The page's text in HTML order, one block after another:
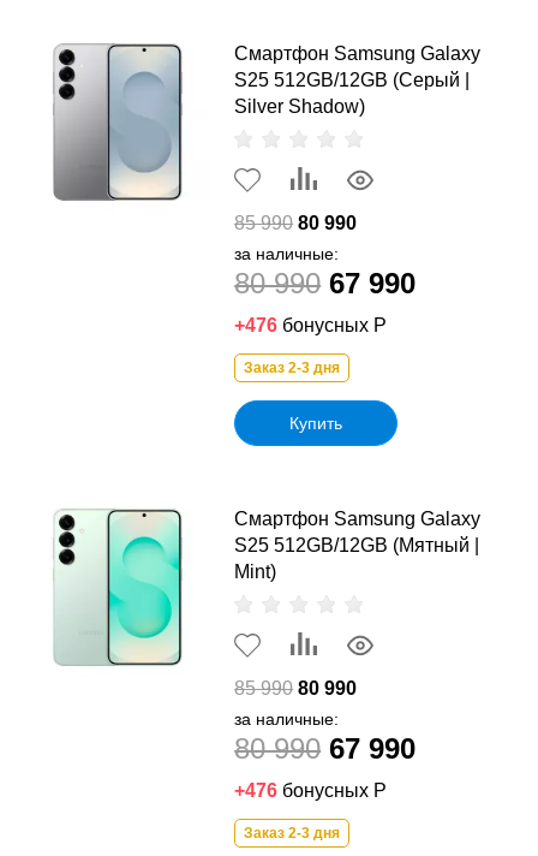
Смартфон Samsung Galaxy
S25 512GB/12GB (Серый |
Silver Shadow)
85 990 80 990
за наличные:
80 990 67 990
+476 бонусных Р
Заказ 2-3 дня
Купить
Смартфон Samsung Galaxy
S25 512GB/12GB (Мятный |
Mint)
85 990 80 990
за наличные:
80 990 67 990
+476 бонусных Р
Заказ 2-3 дня